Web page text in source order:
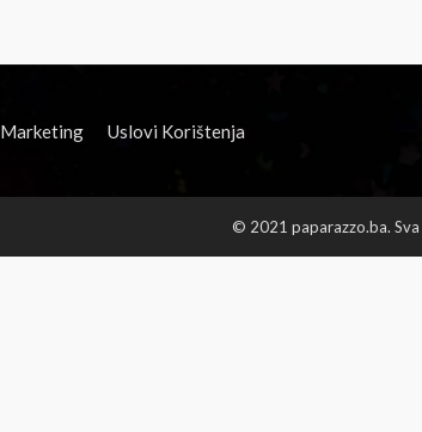
Marketing Uslovi Korištenja
© 2021 paparazzo.ba.